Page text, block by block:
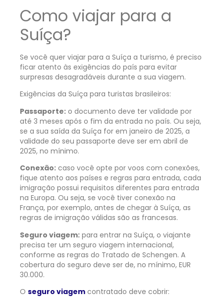
Como viajar para a
Suíça?
Se você quer viajar para a Suíça a turismo, é preciso
ficar atento às exigências do país para evitar
surpresas desagradáveis durante a sua viagem.
Exigências da Suíça para turistas brasileiros:
Passaporte: o documento deve ter validade por
até 3 meses após o fim da entrada no país. Ou seja,
se a sua saída da Suíça for em janeiro de 2025, a
validade do seu passaporte deve ser em abril de
2025, no mínimo.
Conexão: caso você opte por voos com conexões,
fique atento aos países e regras para entrada, cada
imigração possui requisitos diferentes para entrada
na Europa. Ou seja, se você tiver conexão na
França, por exemplo, antes de chegar à Suíça, as
regras de imigração válidas são as francesas.
Seguro viagem: para entrar na Suíça, o viajante
precisa ter um seguro viagem internacional,
conforme as regras do Tratado de Schengen. A
cobertura do seguro deve ser de, no mínimo, EUR
30.000.
O seguro viagem contratado deve cobrir: